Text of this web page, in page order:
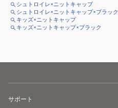
シュトロイレ×ニットキャップ
シュトロイレ×ニットキャップ×ブラック
キッズ×ニットキャップ
キッズ×ニットキャップ×ブラック
サポート